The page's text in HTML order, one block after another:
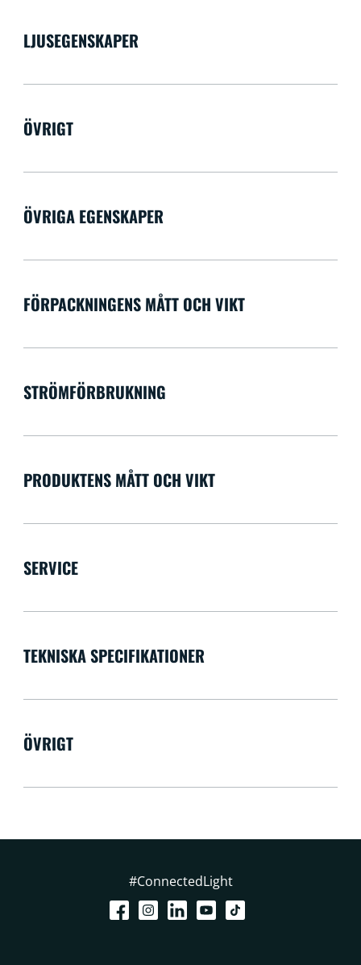
LJUSEGENSKAPER
ÖVRIGT
ÖVRIGA EGENSKAPER
FÖRPACKNINGENS MÅTT OCH VIKT
STRÖMFÖRBRUKNING
PRODUKTENS MÅTT OCH VIKT
SERVICE
TEKNISKA SPECIFIKATIONER
ÖVRIGT
#ConnectedLight